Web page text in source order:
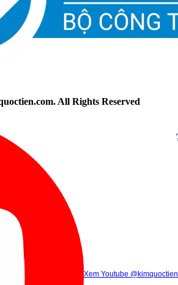
All Rights Reserved
Xem Tik Tok
(8h00 - 21h30)
(8h00 -
Gọi điện (8h00 - 21h30)
Xem Youtube @kimquoctien